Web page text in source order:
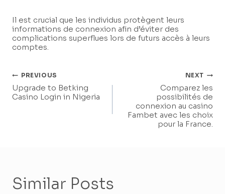
Il est crucial que les individus protègent leurs
informations de connexion afin d’éviter des
complications superflues lors de futurs accès à leurs
comptes.
Post
Navigation
PREVIOUS
Upgrade to Betking
Casino Login in Nigeria
NEXT
Comparez les
possibilités de
connexion au casino
Fambet avec les choix
pour la France.
Similar Posts